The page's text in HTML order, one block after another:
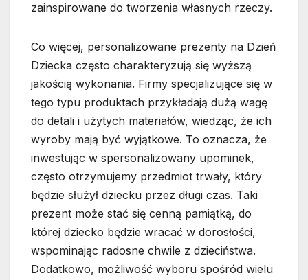
zainspirowane do tworzenia własnych rzeczy.
Co więcej, personalizowane prezenty na Dzień
Dziecka często charakteryzują się wyższą
jakością wykonania. Firmy specjalizujące się w
tego typu produktach przykładają dużą wagę
do detali i użytych materiałów, wiedząc, że ich
wyroby mają być wyjątkowe. To oznacza, że
inwestując w spersonalizowany upominek,
często otrzymujemy przedmiot trwały, który
będzie służył dziecku przez długi czas. Taki
prezent może stać się cenną pamiątką, do
której dziecko będzie wracać w dorosłości,
wspominając radosne chwile z dzieciństwa.
Dodatkowo, możliwość wyboru spośród wielu